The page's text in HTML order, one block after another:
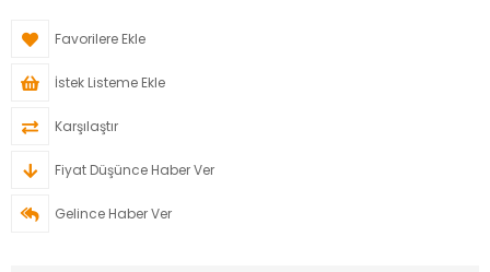
Favorilere Ekle
İstek Listeme Ekle
Karşılaştır
Fiyat Düşünce Haber Ver
Gelince Haber Ver